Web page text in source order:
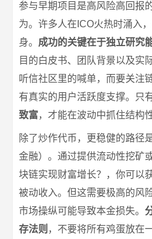
参与早期项目是高风险高回报
为。许多人在ICO火热时涌入
身。 成功的关键在于独立研究
目的白皮书、团队背景以及实
听信社区里的喊单，而要关注
有真实的用户活跃度支撑。只
致富，才能在波动中抓住结构
除了炒作代币，更稳健的路径
金融）。通过提供流动性挖矿
块链实现财富增长？，你可以
被动收入。但这需要极高的风
市场操纵可能导致本金损失。
存法则 ，不要将所有鸡蛋放在